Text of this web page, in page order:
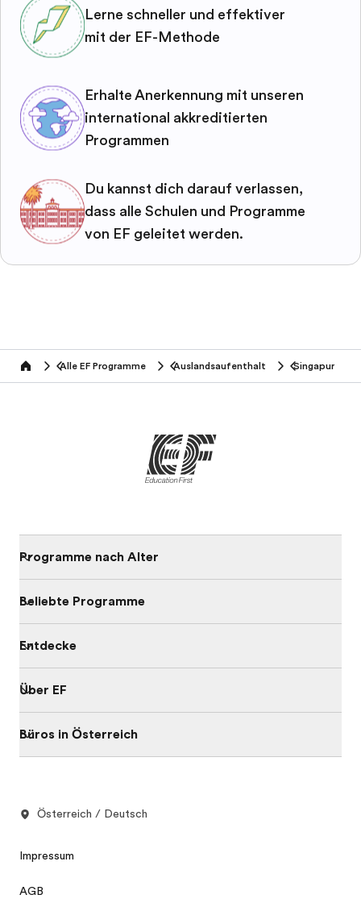
Lerne schneller und effektiver
mit der EF-Methode
Erhalte Anerkennung mit unseren
international akkreditierten
Programmen
Du kannst dich darauf verlassen,
dass alle Schulen und Programme
von EF geleitet werden.
home Alle EF Programme Auslandsaufenthalt Singapur
Programme nach Alter
Beliebte Programme
Entdecke
Über EF
Büros in Österreich
Österreich / Deutsch
Impressum
AGB